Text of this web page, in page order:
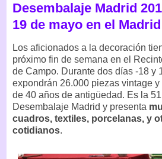
Desembalaje Madrid
19 de mayo en el
Los aficionados a la decoración
próximo fin de semana en el
de Campo. Durante dos días -18 y
expondrán 26.000 piezas vintage
de 40 años de antigüedad. Es la
Desembalaje Madrid y presenta
cuadros, textiles, porcelanas, y
cotidianos.